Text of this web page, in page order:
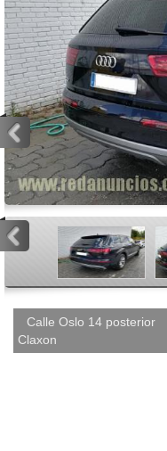
<
Calle Oslo 14 posterior
Claxon